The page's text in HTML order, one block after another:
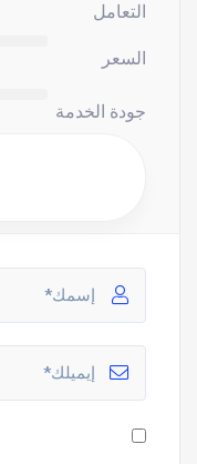
التعامل
السعر
جودة الخدمة